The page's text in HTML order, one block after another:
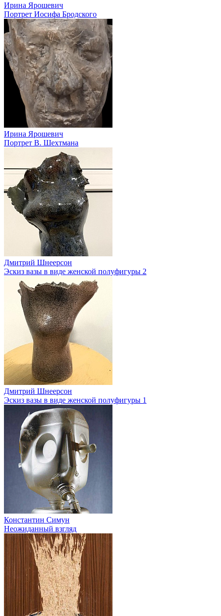
Ирина Ярошевич
Портрет Иосифа Бродского
Ирина Ярошевич
Портрет В. Шехтмана
Дмитрий Шнеерсон
Эскиз вазы в виде женской полуфигуры 2
Дмитрий Шнеерсон
Эскиз вазы в виде женской полуфигуры 1
Константин Симун
Неожиданный взгляд